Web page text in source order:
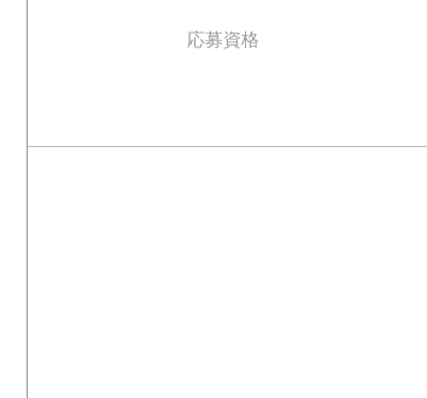
応募資格